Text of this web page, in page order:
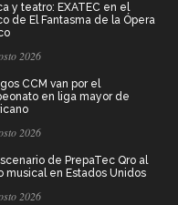
y teatro: EXATEC en el
de El Fantasma de la Ópera
2026
CCM van por el
en liga mayor de
2026
de PrepaTec Qro al
musical en Estados Unidos
2026